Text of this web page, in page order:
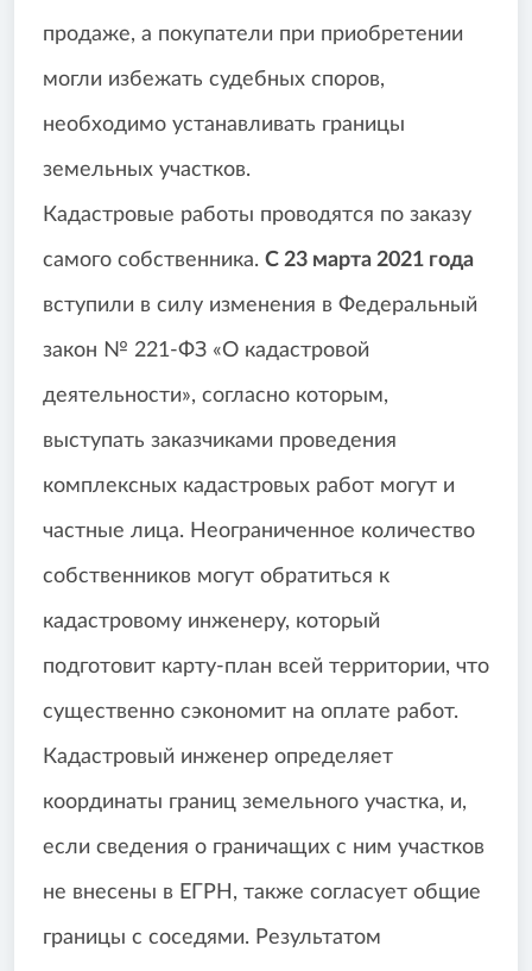
продаже, а покупатели при приобретении
могли избежать судебных споров,
необходимо устанавливать границы
земельных участков.
Кадастровые работы проводятся по заказу
самого собственника. С 23 марта 2021 года
вступили в силу изменения в Федеральный
закон № 221-ФЗ «О кадастровой
деятельности», согласно которым,
выступать заказчиками проведения
комплексных кадастровых работ могут и
частные лица. Неограниченное количество
собственников могут обратиться к
кадастровому инженеру, который
подготовит карту-план всей территории, что
существенно сэкономит на оплате работ.
Кадастровый инженер определяет
координаты границ земельного участка, и,
если сведения о граничащих с ним участков
не внесены в ЕГРН, также согласует общие
границы с соседями. Результатом